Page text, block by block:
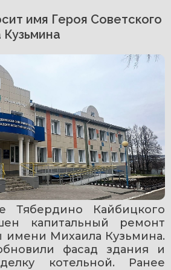
имя Героя Советского
Тябердино Кайбицкого
капитальный ремонт
Михаила Кузьмина.
фасад здания и
котельной. Ранее